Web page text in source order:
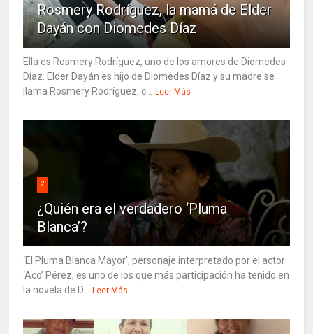
Rosmery Rodríguez, la mamá de Elder
Dayán con Diomedes Díaz
Ella es Rosmery Rodríguez, uno de los amores de Diomedes
Díaz. Elder Dayán es hijo de Diomedes Díaz y su madre se
llama Rosmery Rodríguez, c...
Leer Más
2
¿Quién era el verdadero ‘Pluma
Blanca’?
‘El Pluma Blanca Mayor’, personaje interpretado por el actor
‘Aco’ Pérez, es uno de los que más participación ha tenido en
la novela de D...
Leer Más